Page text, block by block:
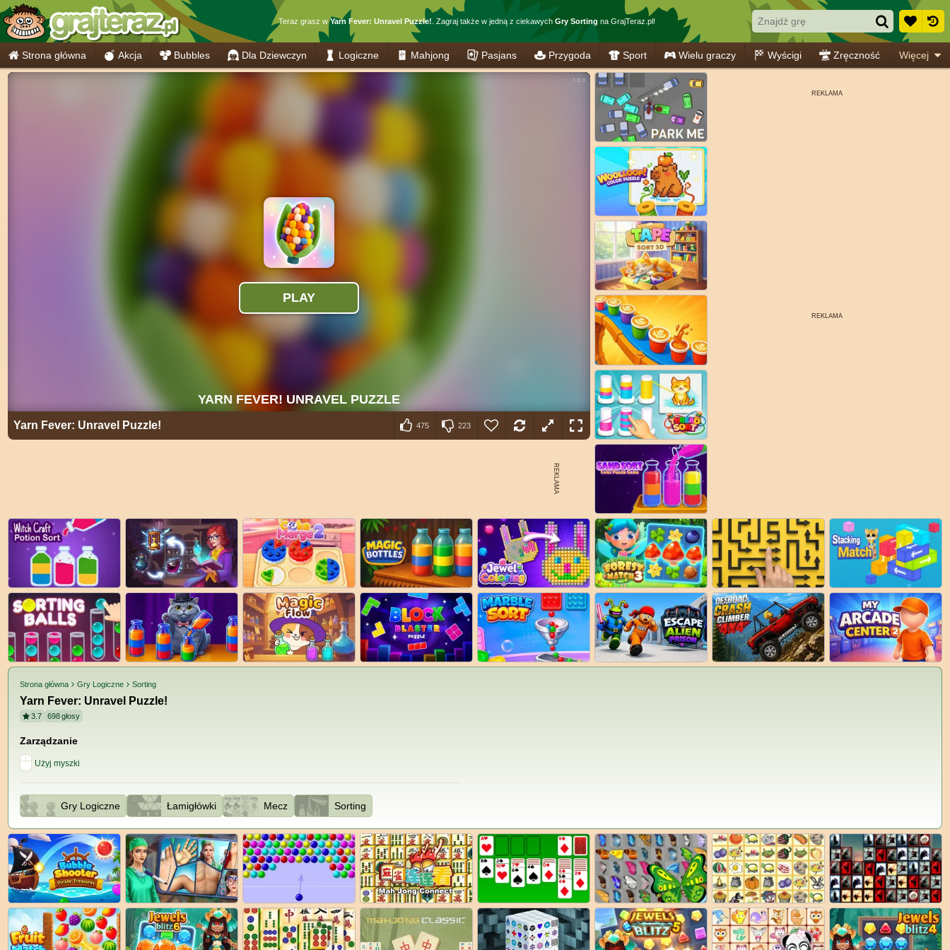
Teraz grasz wYarn Fever: Unravel Puzzle! . Zagraj także w jedną z ciekawych Gry Sorting na GrajTeraz.pl!
Strona główna Akcja Bubbles Dla Dziewczyn Logiczne Mahjong Pasjans Przygoda Sport Wielu graczy Wyścigi Zręczność Więcej
Yarn Fever: Unravel Puzzle! 475 223
Strona główna Gry Logiczne Sorting
Yarn Fever: Unravel Puzzle!
3.7 698głosy
Zarządzanie
Użyj myszki
Gry Logiczne Łamigłówki Mecz Sorting